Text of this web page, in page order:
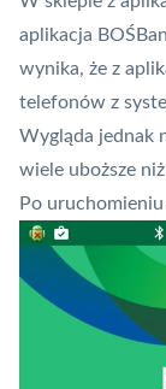
aplikacja
wynika, że z
telefonów z
Wygląda jednak
wiele uboższe
Po